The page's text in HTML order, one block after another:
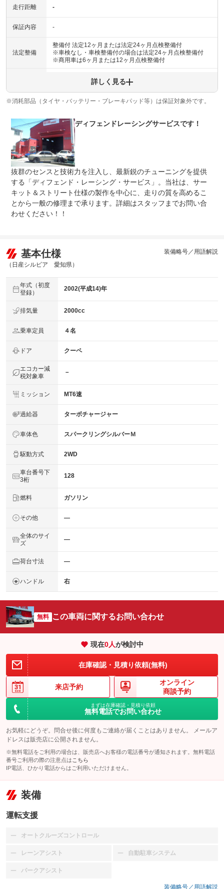
走行距離 -
保証内容 -
法定整備
整備付 法定12ヶ月または法定24ヶ月点検整備付
※車検なし・車検整備付の場合は法定24ヶ月点検整備付
※商用車は6ヶ月または12ヶ月点検整備付
詳しく見る
※消耗部品（タイヤ・バッテリー・ブレーキパッド等）は保証対象外です。
ディフェンドレーシングサービスです！
抜群のセンスと技術力を注入し、最新鋭のチューニングを提供
する「ディフェンド・レーシング・サービス」。当社は、サー
キット＆ストリート仕様の製作を中心に、走りの質を高めるこ
とから一般の修理まで承ります。詳細はスタッフまでお問い合
わせください！！
基本仕様
（日産シルビア 愛知県）
装備略号／用語解説
年式（初度
登録）
2002(平成14)年
排気量 2000cc
乗車定員 ４名
ドア クーペ
エコカー減
税対象車
－
ミッション MT6速
過給器 ターボチャージャー
車体色 スパークリングシルバーＭ
駆動方式 2WD
車台番号下
3桁
128
燃料 ガソリン
その他 ―
全体のサイ
ズ
―
荷台寸法 ―
ハンドル 右
無料 この車両に関するお問い合わせ
現在0人が検討中
在庫確認・見積り依頼(無料)
来店予約
オンライン
商談予約
まずは在庫確認・見積り依頼
無料電話でお問い合わせ
お気軽にどうぞ。問合せ後に何度もご連絡が届くことはありません。 メールア
ドレスは販売店に公開されません。
※無料電話をご利用の場合は、販売店へお客様の電話番号が通知されます。無料電話
番号ご利用の際の注意点は こちら
IP電話、ひかり電話からはご利用いただけません。
装備
運転支援
オートクルーズコントロール
：装備なし
レーンアシスト
：装備なし 自動駐車システム
：装備なし
パークアシスト
：装備なし
装備略号／用語解説